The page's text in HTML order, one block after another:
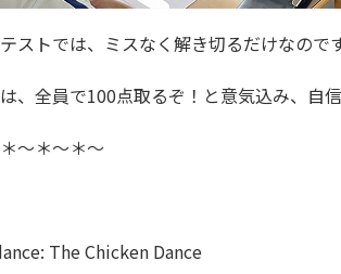
ストでは、ミスなく解き切るだけなので
、全員で100点取るぞ！と意気込み、自
～＊～＊～
The Chicken Dance